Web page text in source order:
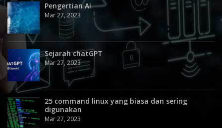
Pengertian Ai
Mar 27, 2023
Sejarah chatGPT
Mar 27, 2023
25 command linux yang biasa dan sering
digunakan
Mar 27, 2023